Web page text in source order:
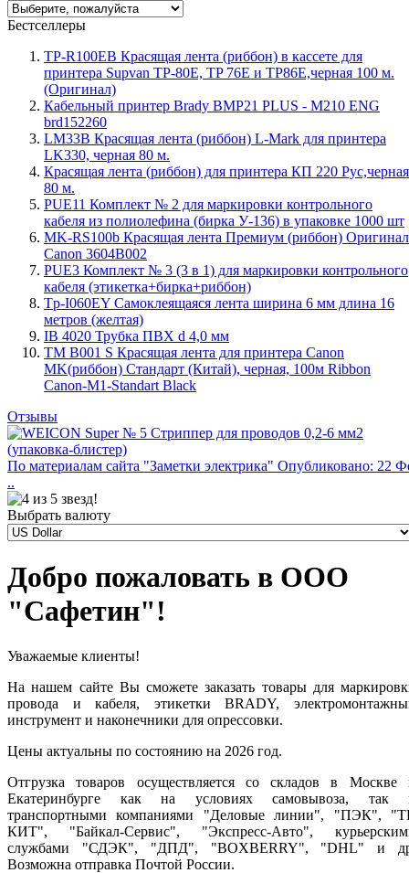
Бестселлеры
TP-R100EB Красящая лента (риббон) в кассете для
принтера Supvan TP-80E, TP 76E и TP86E,черная 100 м.
(Оригинал)
Кабельный принтер Brady BMP21 PLUS - M210 ENG
brd152260
LM33B Красящая лента (риббон) L-Mark для принтера
LK330, черная 80 м.
Красящая лента (риббон) для принтера КП 220 Рус,черная
80 м.
PUE11 Комплект № 2 для маркировки контрольного
кабеля из полиолефина (бирка У-136) в упаковке 1000 шт
MK-RS100b Красящая лента Премиум (риббон) Оригинал
Canon 3604B002
PUE3 Комплект № 3 (3 в 1) для маркировки контрольного
кабеля (этикетка+бирка+риббон)
Tp-I060EY Самоклеящаяся лента ширина 6 мм длина 16
метров (желтая)
IB 4020 Трубка ПВХ d 4,0 мм
TM B001 S Красящая лента для принтера Canon
MK(риббон) Стандарт (Китай), черная, 100м Ribbon
Canon-M1-Standart Black
Отзывы
По материалам сайта "Заметки электрика" Опубликовано: 22
..
Выбрать валюту
Добро пожаловать в ООО
"Сафетин"!
Уважаемые клиенты!
На нашем сайте Вы сможете заказать товары для
провода и кабеля, этикетки BRADY,
инструмент и наконечники для опрессовки.
Цены актуальны по состоянию на 2026 год.
Отгрузка товаров осуществляется со складов в Москве
Екатеринбурге как на условиях самовывоза, так
транспортными компаниями "Деловые линии", "ПЭК",
КИТ", "Байкал-Сервис", "Экспресс-Авто",
службами "СДЭК", "ДПД", "BOXBERRY", "DHL" и
Возможна отправка Почтой России.